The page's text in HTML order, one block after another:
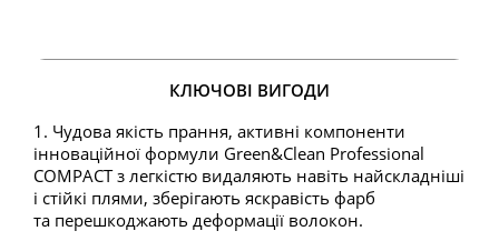
КЛЮЧОВІ ВИГОДИ
1. Чудова якість прання, активні компоненти
інноваційної формули Green&Clean Professional
COMPACT з легкістю видаляють навіть найскладніші
і стійкі плями, зберігають яскравість фарб
та перешкоджають деформації волокон.